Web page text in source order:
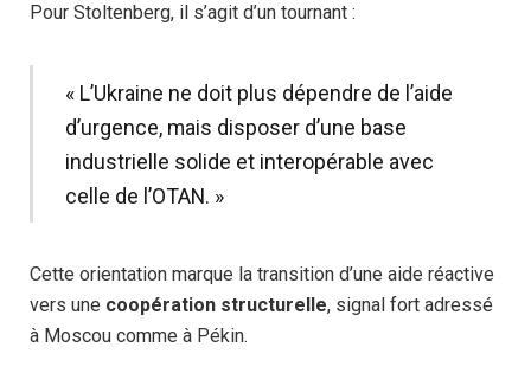
Pour Stoltenberg, il s’agit d’un tournant :
« L’Ukraine ne doit plus dépendre de l’aide
d’urgence, mais disposer d’une base
industrielle solide et interopérable avec
celle de l’OTAN. »
Cette orientation marque la transition d’une aide réactive
vers une coopération structurelle, signal fort adressé
à Moscou comme à Pékin.